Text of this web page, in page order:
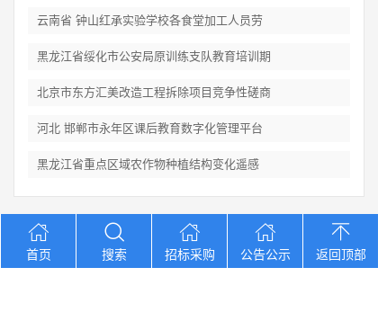
云南省 钟山红承实验学校各食堂加工人员劳
黑龙江省绥化市公安局原训练支队教育培训期
北京市东方汇美改造工程拆除项目竞争性磋商
河北 邯郸市永年区课后教育数字化管理平台
黑龙江省重点区域农作物种植结构变化遥感
Copyright © 2012-2026 中招招标网 版权所有 网站备案号：京
ICP备2023026371号-2
首页 搜索 招标采购 公告公示 返回顶部